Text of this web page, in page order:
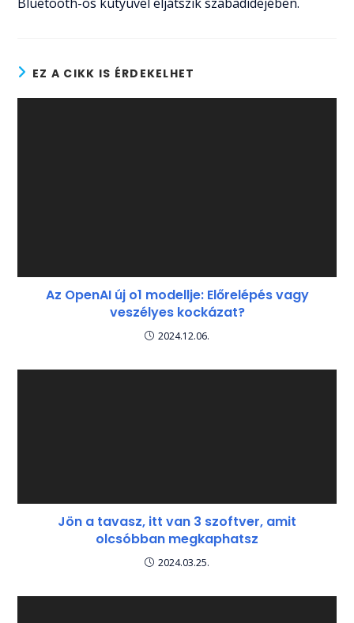
EZ A CIKK IS ÉRDEKELHET
Az OpenAI új o1 modellje: Előrelépés vagy
veszélyes kockázat?
2024.12.06.
Jön a tavasz, itt van 3 szoftver, amit
olcsóbban megkaphatsz
2024.03.25.